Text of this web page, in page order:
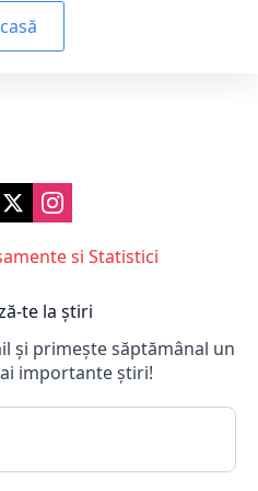
te la știri
și primește săptămânal un
importante știri!